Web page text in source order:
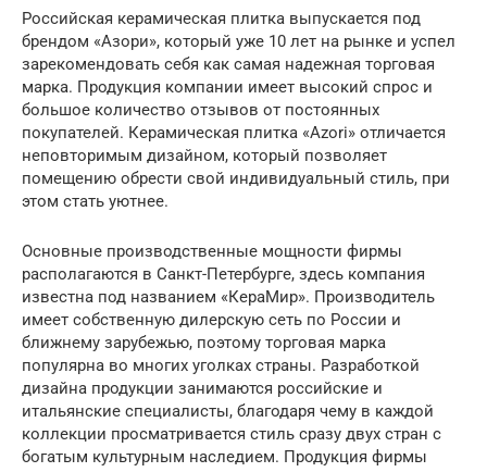
Российская керамическая плитка выпускается под
брендом «Азори», который уже 10 лет на рынке и успел
зарекомендовать себя как самая надежная торговая
марка. Продукция компании имеет высокий спрос и
большое количество отзывов от постоянных
покупателей. Керамическая плитка «Azori» отличается
неповторимым дизайном, который позволяет
помещению обрести свой индивидуальный стиль, при
этом стать уютнее.
Основные производственные мощности фирмы
располагаются в Санкт-Петербурге, здесь компания
известна под названием «КераМир». Производитель
имеет собственную дилерскую сеть по России и
ближнему зарубежью, поэтому торговая марка
популярна во многих уголках страны. Разработкой
дизайна продукции занимаются российские и
итальянские специалисты, благодаря чему в каждой
коллекции просматривается стиль сразу двух стран с
богатым культурным наследием. Продукция фирмы